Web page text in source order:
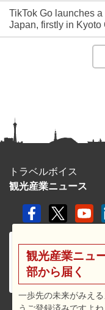
TikTok Go launches
Japan, firstly in Kyoto
トラベルボイス
観光産業ニュース
観光産業ニュ
部から届く
一歩先の未来がみえ